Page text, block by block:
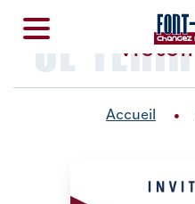
SE
Accueil